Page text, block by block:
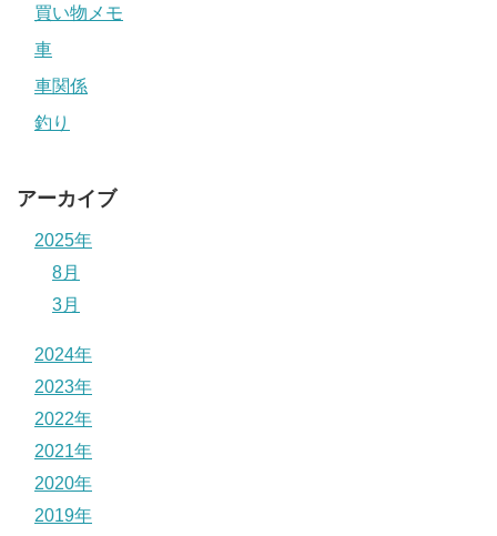
買い物メモ
車
車関係
釣り
アーカイブ
2025年
8月
3月
2024年
2023年
2022年
2021年
2020年
2019年